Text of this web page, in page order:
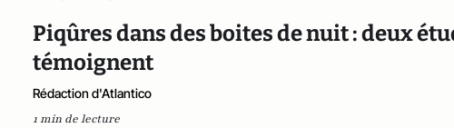
Piqûres dans des boites de nuit : deux
témoignent
Rédaction d'Atlantico
1 min de lecture